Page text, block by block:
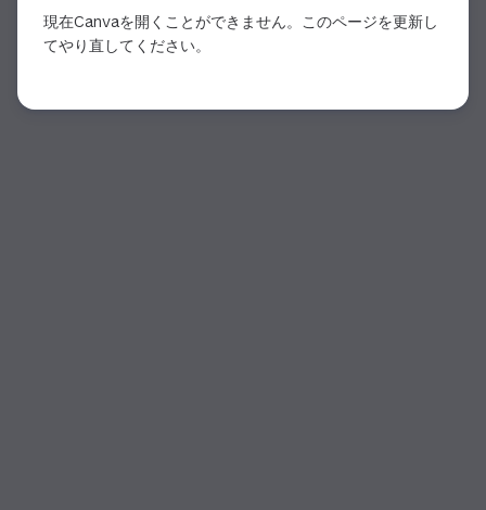
現在Canvaを開くことができません。このページを更新し
てやり直してください。